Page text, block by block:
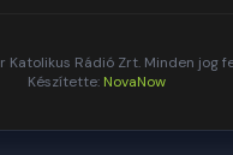
Rádió Zrt. Minden jog
Készítette: NovaNow